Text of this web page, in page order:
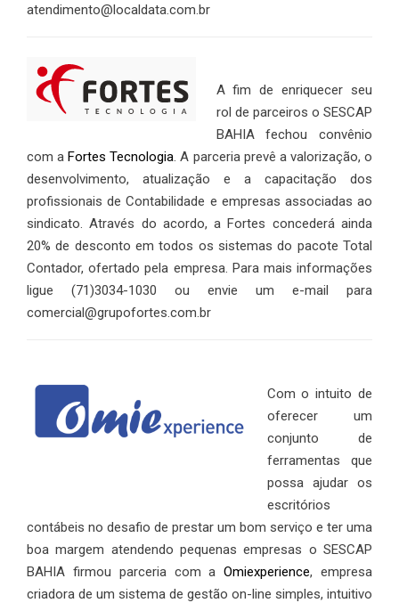
atendimento@localdata.com.br
A fim de enriquecer seu
rol de parceiros o SESCAP
BAHIA fechou convênio
com aFortes Tecnologia. A parceria prevê a valorização, o
desenvolvimento, atualização e a capacitação dos
profissionais de Contabilidade e empresas associadas ao
sindicato. Através do acordo, a Fortes concederá ainda
20% de desconto em todos os sistemas do pacote Total
Contador, ofertado pela empresa. Para mais informações
ligue (71)3034-1030 ou envie um e-mail para
comercial@grupofortes.com.br
Com o intuito de
oferecer um
conjunto de
ferramentas que
possa ajudar os
escritórios
contábeis no desafio de prestar um bom serviço e ter uma
boa margem atendendo pequenas empresas o SESCAP
BAHIA firmou parceria com aOmiexperience, empresa
criadora de um sistema de gestão on-line simples, intuitivo